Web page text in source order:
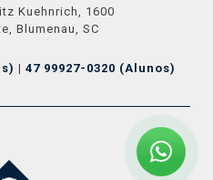
Kuehnrich, 1600
Blumenau, SC
| 47 99927-0320 (Alunos)